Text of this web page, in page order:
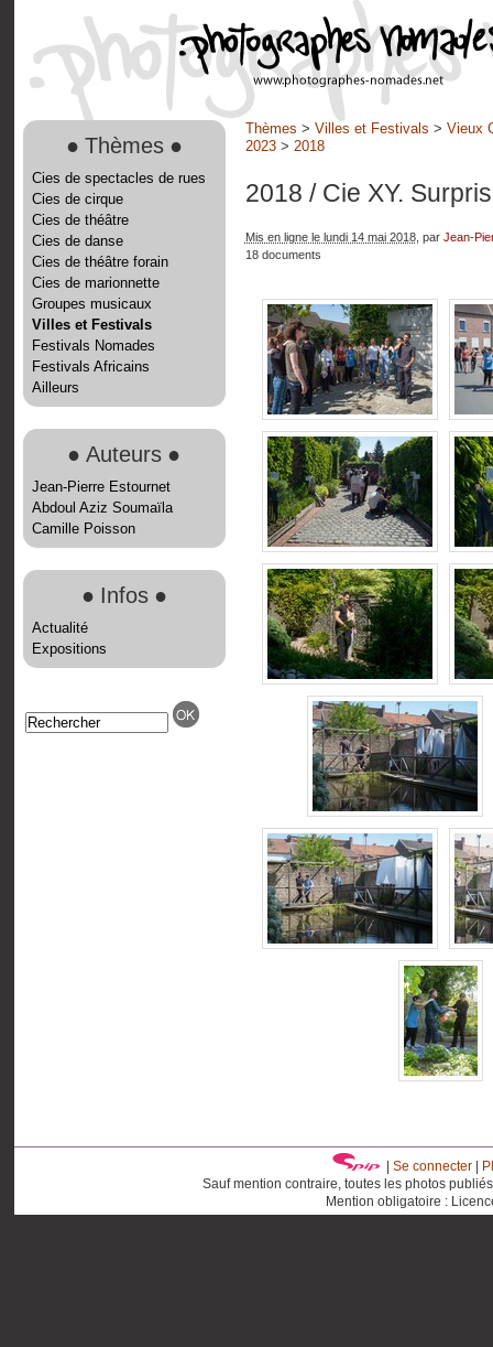
● Thèmes ●
Cies de spectacles de rues
Cies de cirque
Cies de théâtre
Cies de danse
Cies de théâtre forain
Cies de marionnette
Groupes musicaux
Villes et Festivals
Festivals Nomades
Festivals Africains
Ailleurs
● Auteurs ●
Jean-Pierre Estournet
Abdoul Aziz Soumaïla
Camille Poisson
● Infos ●
Actualité
Expositions
Thèmes > Villes et Festivals > Vieux
2023> 2018
2018 / Cie XY.
Mis en ligne le lundi 14 mai 2018, par Jean-
18 documents
Se connecter|
Sauf mention contraire, toutes les photos
Mention obligatoire :